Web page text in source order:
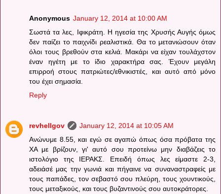
Anonymous January 12, 2014 at 10:00 AM
Σωστά τα λες, Ιφικράτη. Η ηγεσία της Χρυσής Αυγής όμως
δεν παίζει το παιχνίδι ρεαλιστικά. Θα το μετανιώσουν όταν
όλοι τους βρεθούν στα κελιά. Μακάρι να είχαν τουλάχστον
έναν ηγέτη με το ίδιο χαρακτήρα σας. Έχουν μεγάλη
επιρροή στους πατριώτες/εθνικιστές, και αυτό από μόνο
του έχει σημασία.
Reply
revhellgov
January 12, 2014 at 10:05 AM
Ανώνυμε 8.55, και εγώ σε αγαπώ όπως όσα πρόβατα της
ΧΑ με βρίζουν, γι' αυτό σου προτείνω μην διαβάζεις το
ιστολόγιο της ΙΕΡΑΚΣ. Επειδή όπως λες είμαστε 2-3,
αδειάσέ μας την γωνιά και πήγαινε να συναναστραφείς με
τους παπάδες, τον σεβαστό σου πλεύρη, τους χουντικούς,
τους μεταξικούς, και τους βυζαντινούς σου αυτοκράτορες.